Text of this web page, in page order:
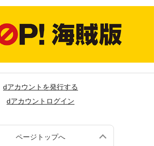
dアカウントを発行する
dアカウントログイン
ページトップへ